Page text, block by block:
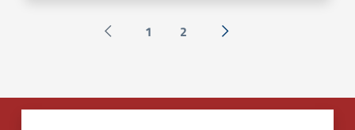
Pagina precedente
1 2 Successiva »